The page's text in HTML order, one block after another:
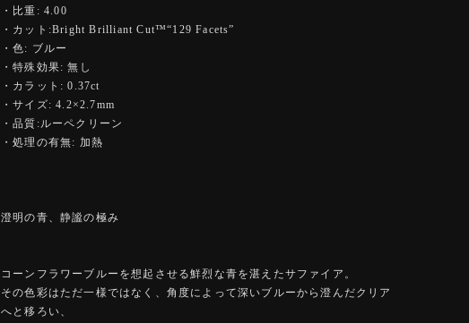
・比重: 4.00
・カット:Bright Brilliant Cut™️“129 Facets”
・色: ブルー
・特殊効果: 無し
・カラット: 0.37ct
・サイズ: 4.2×2.7mm
・品質:ルーペクリーン
・処理の有無: 加熱
澄明の青、静謐の極み
コーンフラワーブルーを想起させる鮮烈な青を湛えたサファイア。
その色彩はただ一様ではなく、角度によって深いブルーから澄んだクリア
へと移ろい、